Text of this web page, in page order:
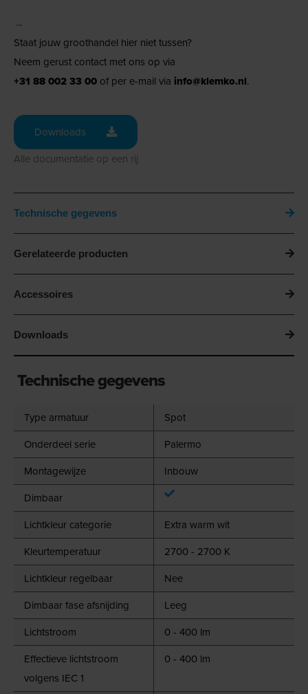
→
Staat jouw groothandel hier niet tussen?
Neem gerust contact met ons op via
+31 88 002 33 00 of per e-mail via info@klemko.nl.
Downloads
Alle documentatie op een rij
Technische gegevens
Gerelateerde producten
Accessoires
Downloads
Technische gegevens
Type armatuur
Spot
Onderdeel serie
Palermo
Montagewijze
Inbouw
Dimbaar
Lichtkleur categorie
Extra warm wit
Kleurtemperatuur
2700 - 2700 K
Lichtkleur regelbaar
Nee
Dimbaar fase afsnijding
Leeg
Lichtstroom
0 - 400 lm
Effectieve lichtstroom
volgens IEC 1
0 - 400 lm